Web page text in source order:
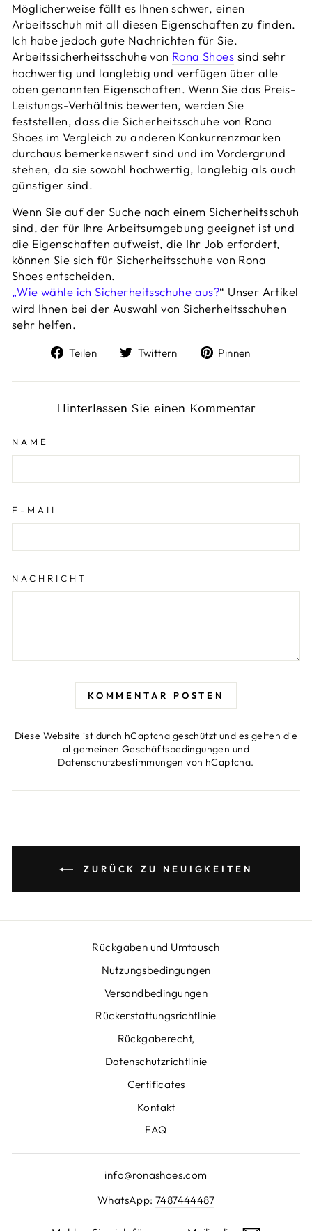
Möglicherweise fällt es Ihnen schwer, einen
Arbeitsschuh mit all diesen Eigenschaften zu finden.
Ich habe jedoch gute Nachrichten für Sie.
Arbeitssicherheitsschuhe von Rona Shoes sind sehr
hochwertig und langlebig und verfügen über alle
oben genannten Eigenschaften. Wenn Sie das Preis-
Leistungs-Verhältnis bewerten, werden Sie
feststellen, dass die Sicherheitsschuhe von Rona
Shoes im Vergleich zu anderen Konkurrenzmarken
durchaus bemerkenswert sind und im Vordergrund
stehen, da sie sowohl hochwertig, langlebig als auch
günstiger sind.
Wenn Sie auf der Suche nach einem Sicherheitsschuh
sind, der für Ihre Arbeitsumgebung geeignet ist und
die Eigenschaften aufweist, die Ihr Job erfordert,
können Sie sich für Sicherheitsschuhe von Rona
Shoes entscheiden.
„Wie wähle ich Sicherheitsschuhe aus?“ Unser Artikel
wird Ihnen bei der Auswahl von Sicherheitsschuhen
sehr helfen.
Teilen
Auf
teilen
Twittern
Auf
twittern
Pinnen
pinnen
Hinterlassen Sie einen Kommentar
NAME
E-MAIL
NACHRICHT
KOMMENTAR POSTEN
Diese Website ist durch hCaptcha geschützt und es gelten die
allgemeinen Geschäftsbedingungen und
Datenschutzbestimmungen von hCaptcha.
ZURÜCK ZU NEUIGKEITEN
Rückgaben und Umtausch
Nutzungsbedingungen
Versandbedingungen
Rückerstattungsrichtlinie
Rückgaberecht,
Datenschutzrichtlinie
Certificates
Kontakt
FAQ
info@ronashoes.com
WhatsApp: 7487444487